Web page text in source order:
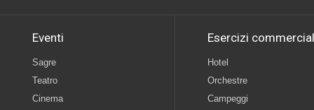
Eventi
Sagre
Teatro
Cinema
Esercizi
Hotel
Orchestre
Campeggi